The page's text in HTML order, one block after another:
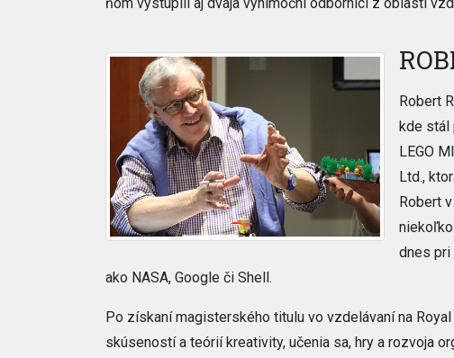
Robert
kde stál
LEGO
Ltd.,
Robert
dnes pri
ako NASA, Google či Shell.
Po získaní magisterského titulu vo vzdelávaní na
skúseností a teórií kreativity, učenia sa, hry a rozvoja